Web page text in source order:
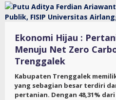
Ekonomi Hijau :
Menuju Net Zero
Trenggalek
Kabupaten Trenggalek
yang sebagian besar terdiri
pertanian. Dengan 48,31%